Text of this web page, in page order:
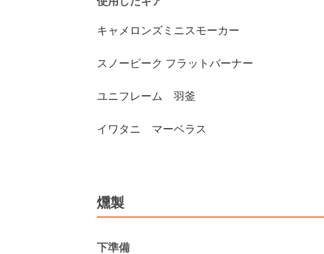
キャメロンズミニスモーカー
スノーピーク フラットバーナー
ユニフレーム 羽釜
イワタニ マーベラス
燻製
下準備